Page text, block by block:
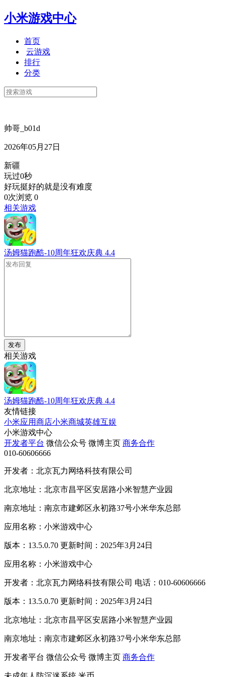
小米游戏中心
首页
云游戏
排行
分类
帅哥_b01d
2026年05月27日
新疆
玩过0秒
好玩挺好的就是没有难度
0次浏览 0
相关游戏
汤姆猫跑酷-10周年狂欢庆典 4.4
发布
相关游戏
汤姆猫跑酷-10周年狂欢庆典 4.4
友情链接
小米应用商店小米商城英雄互娱
小米游戏中心
开发者平台 微信公众号 微博主页 商务合作
010-60606666
开发者：北京瓦力网络科技有限公司
北京地址：北京市昌平区安居路小米智慧产业园
南京地址：南京市建邺区永初路37号小米华东总部
应用名称：小米游戏中心
版本：13.5.0.70 更新时间：2025年3月24日
应用名称：小米游戏中心
开发者：北京瓦力网络科技有限公司 电话：010-60606666
版本：13.5.0.70 更新时间：2025年3月24日
北京地址：北京市昌平区安居路小米智慧产业园
南京地址：南京市建邺区永初路37号小米华东总部
开发者平台 微信公众号 微博主页 商务合作